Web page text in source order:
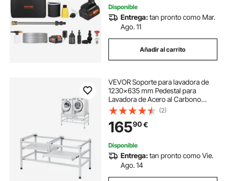
Disponible
Entrega:tan pronto como Mar.
Ago. 11
Añadir al carrito
VEVOR Soporte para lavadora de
1230x635 mm Pedestal para
Lavadora de Acero al Carbono
Capacidad de Carga de 267kg Base
de Pedestal para Lavadora y
Secadora con Bandejas Dobles
para Levantar Lavadoras
(2)
16590€
Disponible
Entrega:tan pronto como Vie.
Ago. 14